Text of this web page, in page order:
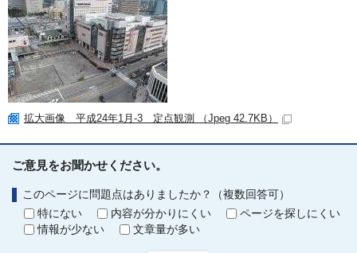
拡大画像 平成24年1月-3 定点観測 （Jpeg 42.7KB）
ご意見をお聞かせください。
このページに問題点はありましたか？（複数回答可）
特にない
内容が分かりにくい
ページを探しにくい
情報が少ない
文章量が多い